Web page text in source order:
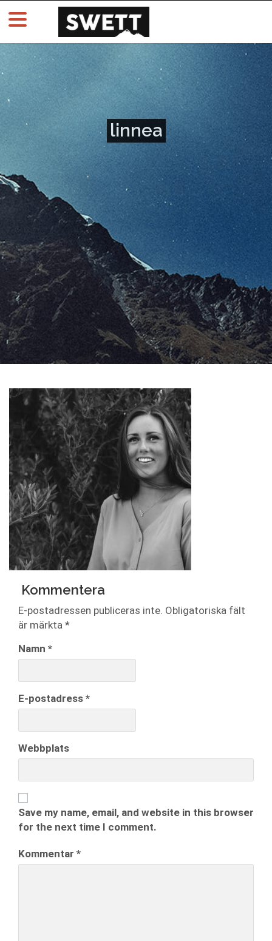
linnea
Kommentera
E-postadressen publiceras inte. Obligatoriska fält
är märkta *
Namn *
E-postadress *
Webbplats
Save my name, email, and website in this browser
for the next time I comment.
Kommentar *